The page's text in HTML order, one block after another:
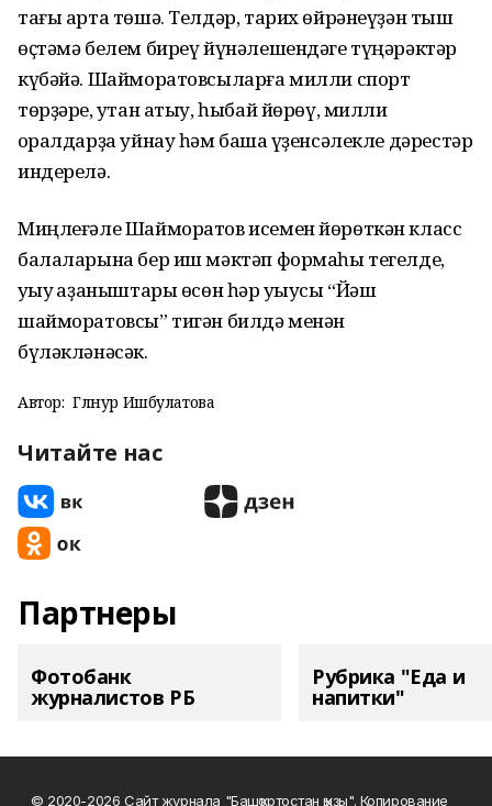
тағы арта төшә. Телдәр, тарих өйрәнеүҙән тыш
өҫтәмә белем биреү йүнәлешендәге түңәрәктәр
күбәйә. Шайморатовсыларға милли спорт
төрҙәре, уҡтан атыу, һыбай йөрөү, милли
ҡоралдарҙа уйнау һәм башҡа үҙенсәлекле дәрестәр
индерелә.
Миңлеғәле Шайморатов исемен йөрөткән класс
балаларына бер иш мәктәп формаһы тегелде,
уҡыу ҡаҙаныштары өсөн һәр уҡыусы “Йәш
шайморатовсы” тигән билдә менән
бүләкләнәсәк.
Автор: Гөлнур Ишбулатова
Читайте нас
Партнеры
Фотобанк
журналистов РБ
Рубрика "Еда и
напитки"
© 2020-2026 Сайт журнала "Башҡортостан ҡыҙы". Копирование